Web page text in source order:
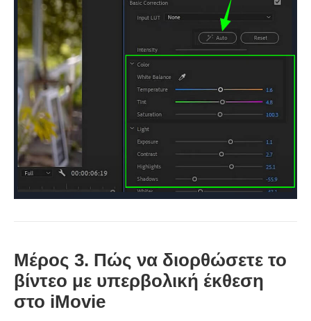
Μέρος 3. Πώς να διορθώσετε το
βίντεο με υπερβολική έκθεση
στο iMovie